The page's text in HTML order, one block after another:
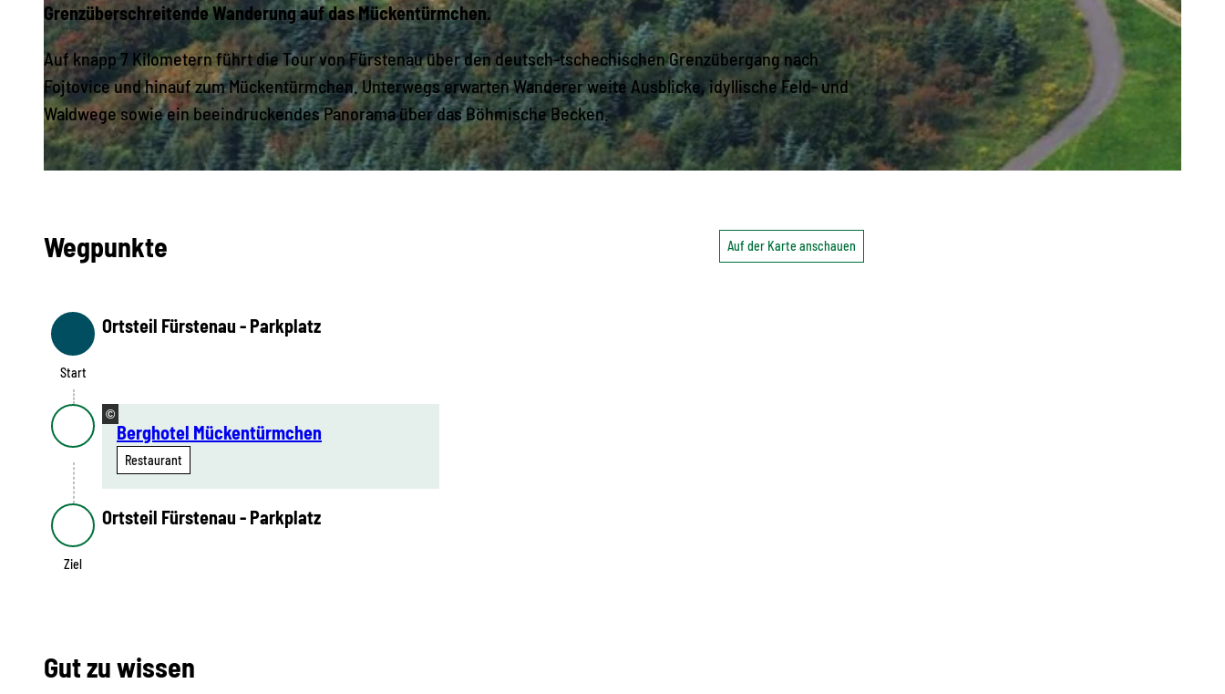
Grenzüberschreitende Wanderung auf das Mückentürmchen.
Auf knapp 7 Kilometern führt die Tour von Fürstenau über den deutsch-tschechischen Grenzübergang nach
Fojtovice und hinauf zum Mückentürmchen. Unterwegs erwarten Wanderer weite Ausblicke, idyllische Feld- und
Waldwege sowie ein beeindruckendes Panorama über das Böhmische Becken.
Wegpunkte Auf der Karte anschauen
Start
Start
Ortsteil Fürstenau - Parkplatz
©
Berghotel Mückentürmchen
Restaurant
Ziel
Ziel
Ortsteil Fürstenau - Parkplatz
Gut zu wissen